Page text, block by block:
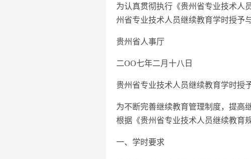
为认真贯彻执行《贵州省专业技术人
州省专业技术人员继续教育学时授予
贵州省人事厅
二OO七年二月十八日
贵州省专业技术人员继续教育学时授
为不断完善继续教育管理制度，提高
根据《贵州省专业技术人员继续教育
一、学时要求